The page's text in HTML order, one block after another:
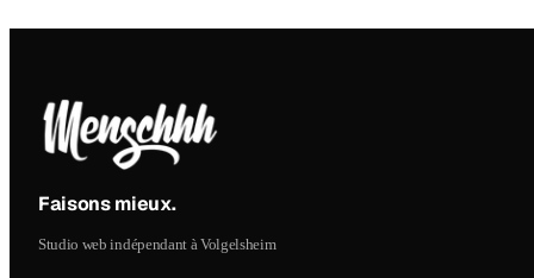
Faisons mieux.
Studio web indépendant à Volgelsheim